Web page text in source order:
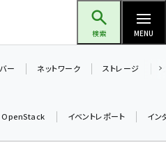
検索 MENU
ー ネットワーク ストレージ
OpenStack イベントレポート イン